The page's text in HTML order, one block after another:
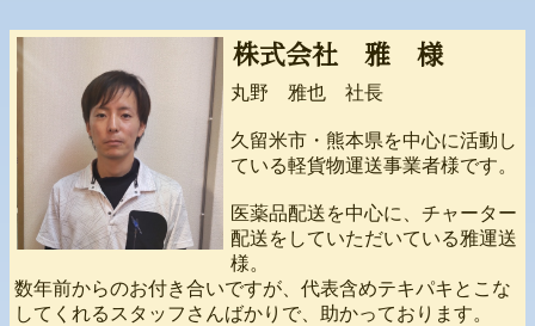
株式会社 雅 様
丸野 雅也 社長
久留米市・熊本県を中心に活動し
ている軽貨物運送事業者様です。
医薬品配送を中心に、チャーター
配送をしていただいている雅運送
様。
数年前からのお付き合いですが、代表含めテキパキとこな
してくれるスタッフさんばかりで、助かっております。